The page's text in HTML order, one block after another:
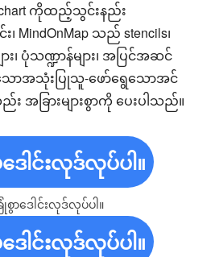
ကိုထည့်သွင်းနည်း
သည် stencils၊
၊ ပုံသဏ္ဍာန်များ၊ အပြင်အဆင်
ာသောအသုံးပြုသူ-ဖော်ရွေသောအင်
ခြားများစွာကို ပေးပါသည်။
ေါင်းလုဒ်လုပ်ပါ။
စွာဒေါင်းလုဒ်လုပ်ပါ။
ေါင်းလုဒ်လုပ်ပါ။